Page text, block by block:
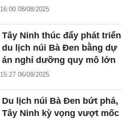
16:00 08/08/2025
Tây Ninh thúc đẩy phát triển
du lịch núi Bà Đen bằng dự
án nghỉ dưỡng quy mô lớn
15:27 06/08/2025
Du lịch núi Bà Đen bứt phá,
Tây Ninh kỳ vọng vượt mốc